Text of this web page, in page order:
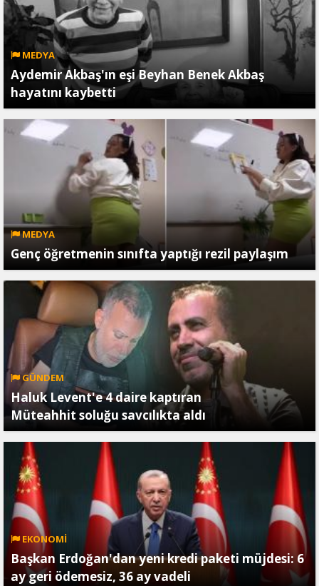
MEDYA
Aydemir Akbaş'ın eşi Beyhan Benek Akbaş
hayatını kaybetti
MEDYA
Genç öğretmenin sınıfta yaptığı rezil paylaşım
GÜNDEM
Haluk Levent'e 4 daire kaptıran
Müteahhit soluğu savcılıkta aldı
EKONOMİ
Başkan Erdoğan'dan yeni kredi paketi müjdesi: 6
ay geri ödemesiz, 36 ay vadeli